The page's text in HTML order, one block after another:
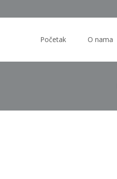
Početak O nama